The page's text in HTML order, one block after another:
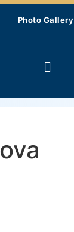
Photo Gallery